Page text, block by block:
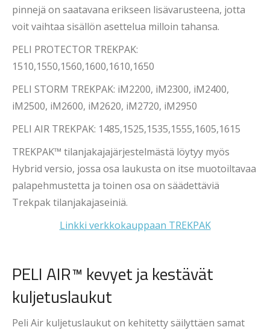
pinnejä on saatavana erikseen lisävarusteena, jotta
voit vaihtaa sisällön asettelua milloin tahansa.
PELI PROTECTOR TREKPAK:
1510,1550,1560,1600,1610,1650
PELI STORM TREKPAK: iM2200, iM2300, iM2400,
iM2500, iM2600, iM2620, iM2720, iM2950
PELI AIR TREKPAK: 1485,1525,1535,1555,1605,1615
TREKPAK™ tilanjakajajärjestelmästä löytyy myös
Hybrid versio, jossa osa laukusta on itse muotoiltavaa
palapehmustetta ja toinen osa on säädettäviä
Trekpak tilanjakajaseiniä.
Linkki verkkokauppaan TREKPAK
PELI AIR™ kevyet ja kestävät
kuljetuslaukut
Peli Air kuljetuslaukut on kehitetty säilyttäen samat